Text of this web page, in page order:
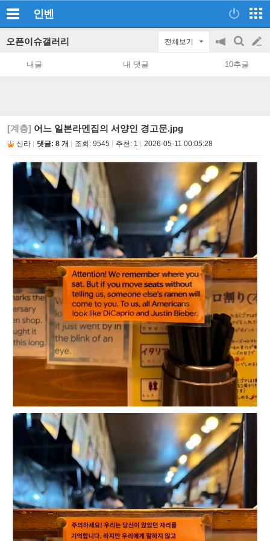
인벤
오픈이슈갤러리 전체보기
공
지
on/off
검
색
글
쓰
내글 내 댓글 10추글
[계층] 어느 일본라멘집의 서양인 경고문.jpg
신라 댓글: 8 개 조회: 9545 추천: 1 2026-05-11 00:05:28